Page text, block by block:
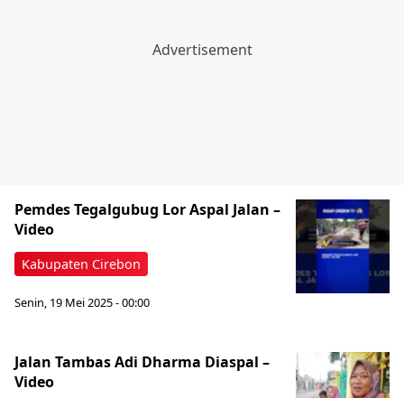
Kabupaten Cirebon
Pemdes Tegalgubug Lor Aspal Jalan –
Video
Senin, 19 Mei 2025 - 00:00
Jalan Tambas Adi Dharma Diaspal –
Video